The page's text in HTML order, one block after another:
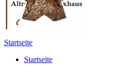
Startseite
Startseite